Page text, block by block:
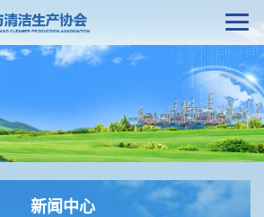
新闻中心